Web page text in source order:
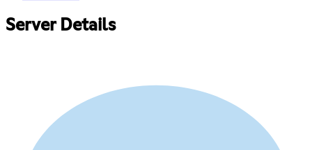
Server Details